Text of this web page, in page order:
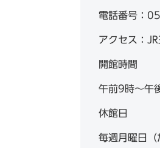
電話番号：
アクセス：
開館時間
午前9時～午
休館日
毎週月曜日